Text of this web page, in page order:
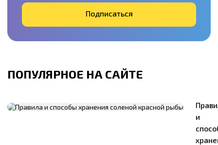
Подписаться
ПОПУЛЯРНОЕ НА САЙТЕ
и